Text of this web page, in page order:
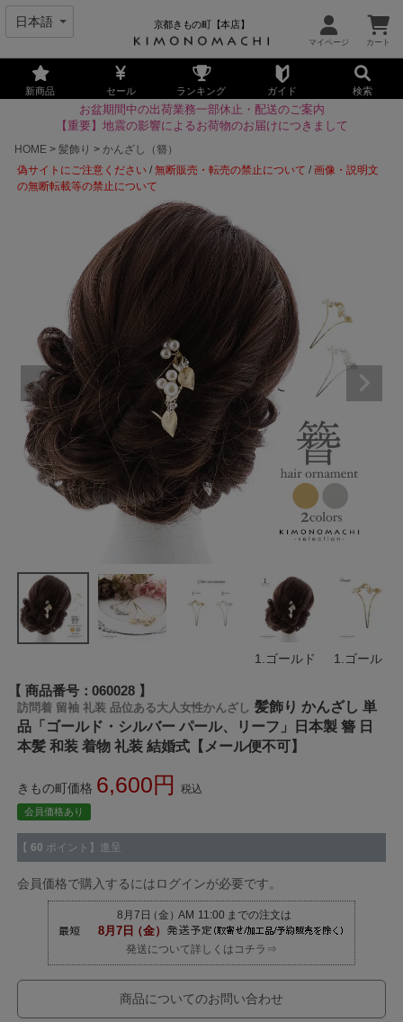
京都きもの町【本店】
新商品 セール ランキング ガイド 検索
お盆期間中の出荷業務一部休止・配送のご案内
【重要】地震の影響によるお荷物のお届けにつきまして
HOME
髪飾り
かんざし（簪）
偽サイトにご注意ください /無断販売・転売の禁止について /画像・説明文
の無断転載等の禁止について
1.ゴールド 1.ゴールド
商品番号 060028
訪問着 留袖 礼装 品位ある大人女性かんざし 髪飾り かんざし 単
品「ゴールド・シルバー パール、リーフ」日本製 簪 日
本髪 和装 着物 礼装 結婚式【メール便不可】
きもの町価格 6,600 税込
会員価格あり
【 60 ポイント】進呈
会員価格で購入するにはログインが必要です。
発送について詳しくはコチラ⇒
商品についてのお問い合わせ